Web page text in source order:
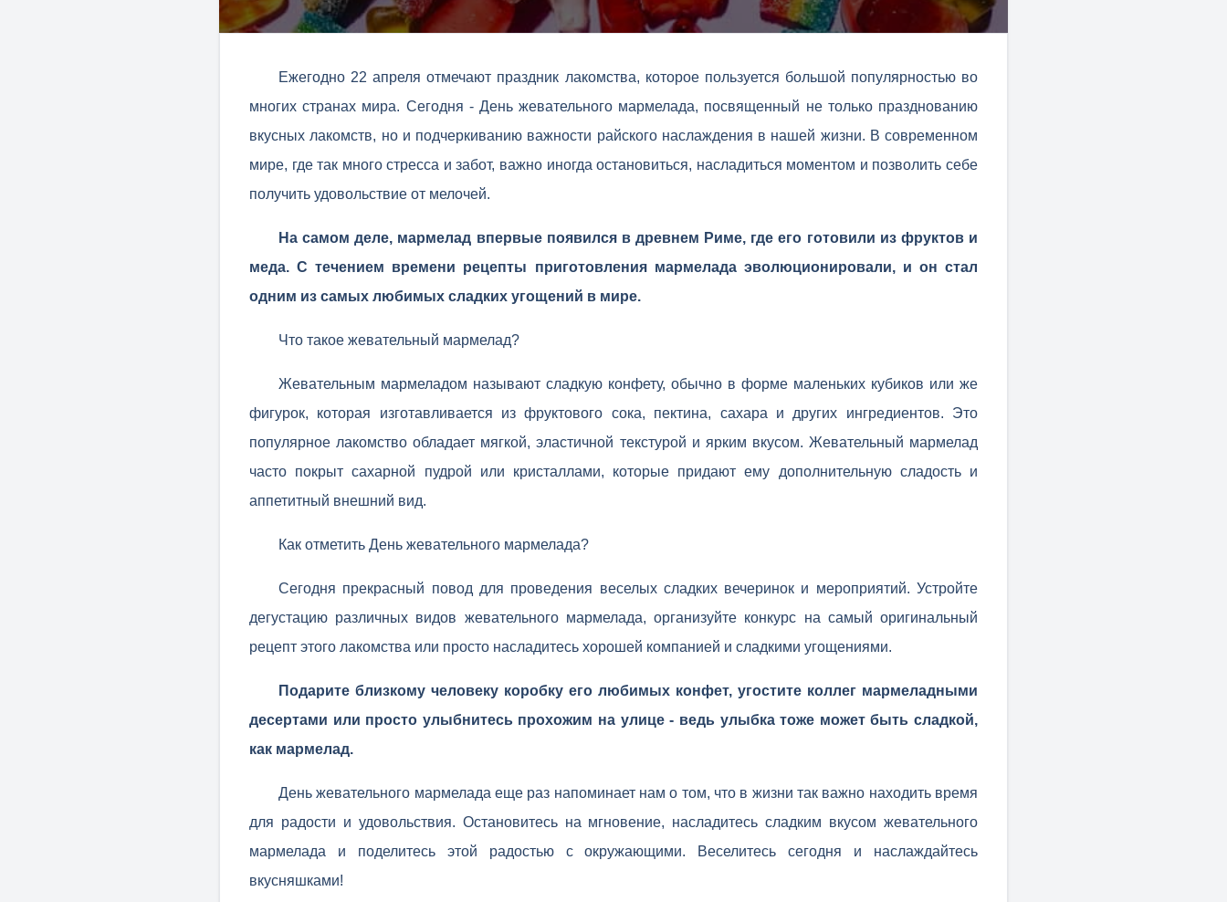
Ежегодно 22 апреля отмечают праздник лакомства, которое пользуется большой популярностью во
многих странах мира. Сегодня - День жевательного мармелада, посвященный не только празднованию
вкусных лакомств, но и подчеркиванию важности райского наслаждения в нашей жизни. В современном
мире, где так много стресса и забот, важно иногда остановиться, насладиться моментом и позволить себе
получить удовольствие от мелочей.
На самом деле, мармелад впервые появился в древнем Риме, где его готовили из фруктов и
меда. С течением времени рецепты приготовления мармелада эволюционировали, и он стал
одним из самых любимых сладких угощений в мире.
Что такое жевательный мармелад?
Жевательным мармеладом называют сладкую конфету, обычно в форме маленьких кубиков или же
фигурок, которая изготавливается из фруктового сока, пектина, сахара и других ингредиентов. Это
популярное лакомство обладает мягкой, эластичной текстурой и ярким вкусом. Жевательный мармелад
часто покрыт сахарной пудрой или кристаллами, которые придают ему дополнительную сладость и
аппетитный внешний вид.
Как отметить День жевательного мармелада?
Сегодня прекрасный повод для проведения веселых сладких вечеринок и мероприятий. Устройте
дегустацию различных видов жевательного мармелада, организуйте конкурс на самый оригинальный
рецепт этого лакомства или просто насладитесь хорошей компанией и сладкими угощениями.
Подарите близкому человеку коробку его любимых конфет, угостите коллег мармеладными
десертами или просто улыбнитесь прохожим на улице - ведь улыбка тоже может быть сладкой,
как мармелад.
День жевательного мармелада еще раз напоминает нам о том, что в жизни так важно находить время
для радости и удовольствия. Остановитесь на мгновение, насладитесь сладким вкусом жевательного
мармелада и поделитесь этой радостью с окружающими. Веселитесь сегодня и наслаждайтесь
вкусняшками!